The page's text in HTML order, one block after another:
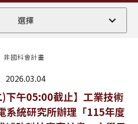
選擇
全部
法規修訂
補助獎項
非國科會計畫
2026.03.04
下午05:00截止】工業技術
系統研究所辦理「115年度